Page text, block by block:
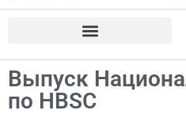
Выпуск
по HBSC